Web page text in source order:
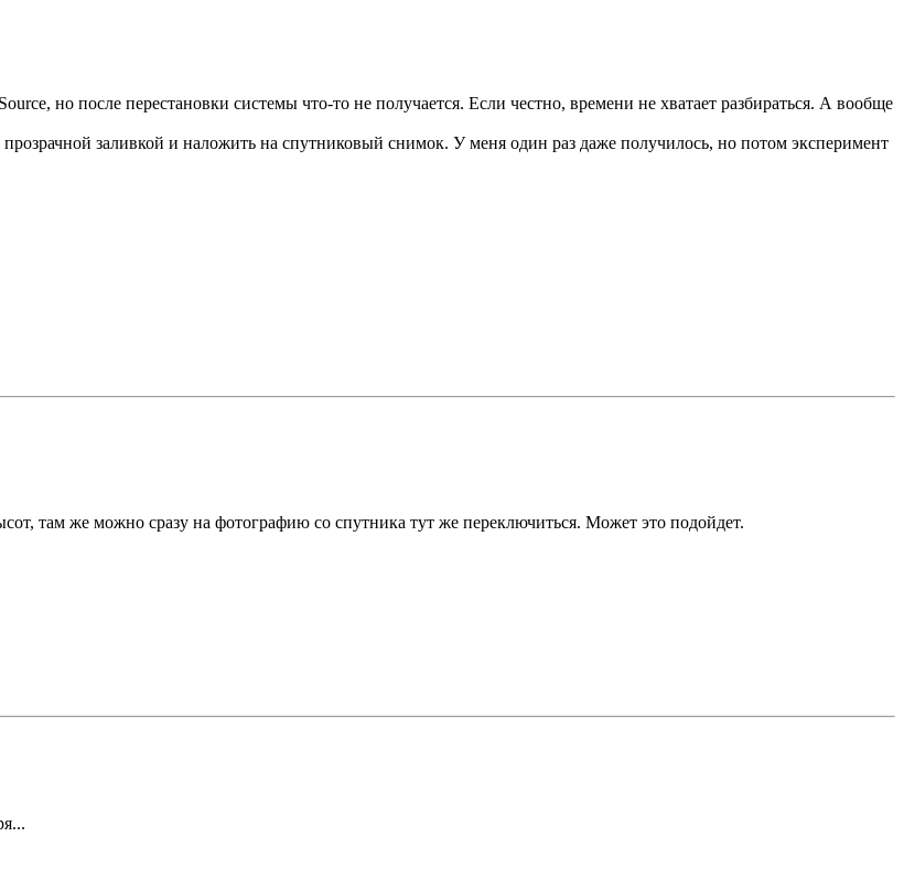
но после перестановки системы что-то не получается. Если честно, времени не хватает разбираться. А вообще
прозрачной заливкой и наложить на спутниковый снимок. У меня один раз даже получилось, но потом эксперимент
там же можно сразу на фотографию со спутника тут же переключиться. Может это подойдет.